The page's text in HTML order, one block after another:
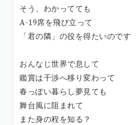
そう、わかってても
A-19席を飛び立って
「君の隣」の役を得たいのです
おんなじ世界で息して
鑑賞は干渉へ移り変わって
春っぽい暮らし夢見ても
舞台風に阻まれて
また身の程を知る？